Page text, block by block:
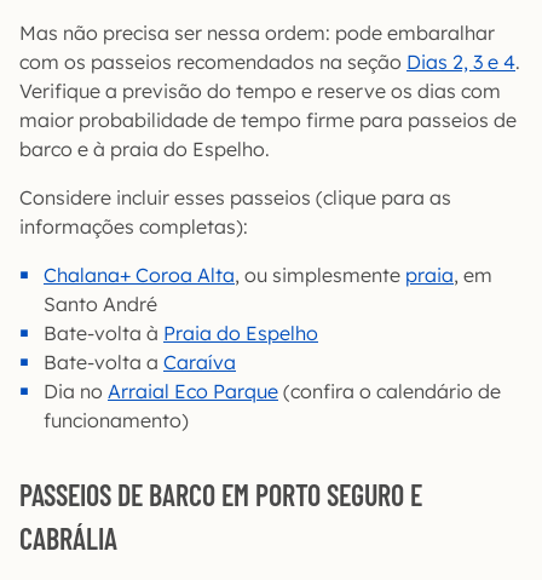
Mas não precisa ser nessa ordem: pode embaralhar
com os passeios recomendados na seção Dias 2, 3 e 4.
Verifique a previsão do tempo e reserve os dias com
maior probabilidade de tempo firme para passeios de
barco e à praia do Espelho.
Considere incluir esses passeios (clique para as
informações completas):
Chalana+ Coroa Alta, ou simplesmente praia, em
Santo André
Bate-volta à Praia do Espelho
Bate-volta a Caraíva
Dia no Arraial Eco Parque (confira o calendário de
funcionamento)
PASSEIOS DE BARCO EM PORTO SEGURO E
CABRÁLIA